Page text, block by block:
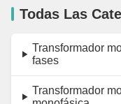
Todas Las
Transformador
fases
Transformador